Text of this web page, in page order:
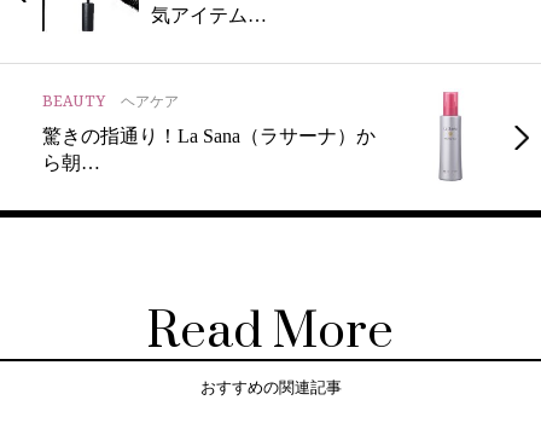
気アイテム…
BEAUTY ヘアケア
驚きの指通り！La Sana（ラサーナ）か
ら朝…
Read More
おすすめの関連記事